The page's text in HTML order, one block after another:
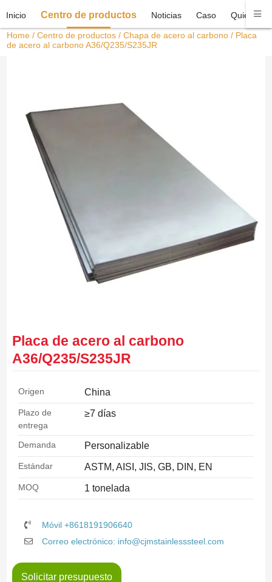
Inicio Centro de productos Noticias Caso Quiénes
Home /Centro de productos /Chapa de acero al carbono / Placa
de acero al carbono A36/Q235/S235JR
Placa de acero al carbono
A36/Q235/S235JR
Origen China
Plazo de
entrega
≥7 días
Demanda Personalizable
Estándar ASTM, AISI, JIS, GB, DIN, EN
MOQ 1 tonelada
Móvil +8618191906640
Correo electrónico: info@cjmstainlesssteel.com
Solicitar presupuesto